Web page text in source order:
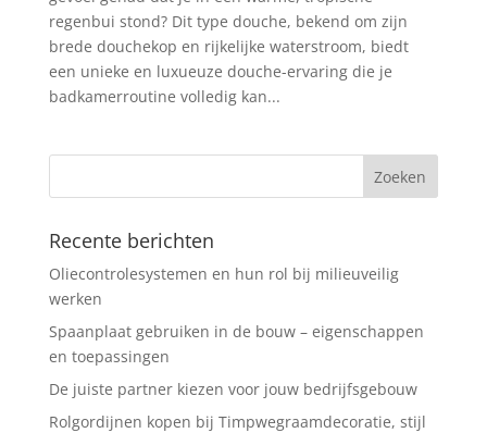
regenbui stond? Dit type douche, bekend om zijn
brede douchekop en rijkelijke waterstroom, biedt
een unieke en luxueuze douche-ervaring die je
badkamerroutine volledig kan...
Recente berichten
Oliecontrolesystemen en hun rol bij milieuveilig
werken
Spaanplaat gebruiken in de bouw – eigenschappen
en toepassingen
De juiste partner kiezen voor jouw bedrijfsgebouw
Rolgordijnen kopen bij Timpwegraamdecoratie, stijl